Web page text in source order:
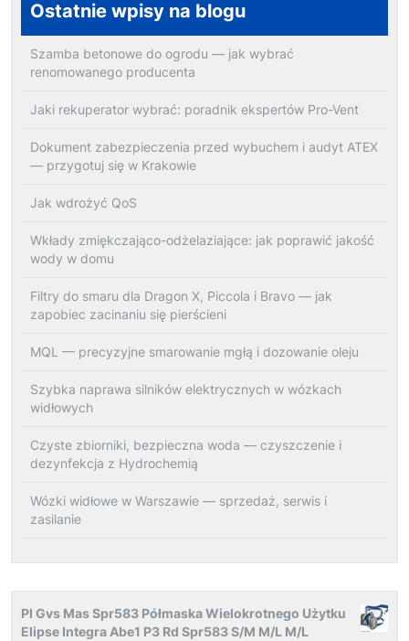
Ostatnie wpisy na blogu
Szamba betonowe do ogrodu — jak wybrać
renomowanego producenta
Jaki rekuperator wybrać: poradnik ekspertów Pro-Vent
Dokument zabezpieczenia przed wybuchem i audyt ATEX
— przygotuj się w Krakowie
Jak wdrożyć QoS
Wkłady zmiękczająco-odżelaziające: jak poprawić jakość
wody w domu
Filtry do smaru dla Dragon X, Piccola i Bravo — jak
zapobiec zacinaniu się pierścieni
MQL — precyzyjne smarowanie mgłą i dozowanie oleju
Szybka naprawa silników elektrycznych w wózkach
widłowych
Czyste zbiorniki, bezpieczna woda — czyszczenie i
dezynfekcja z Hydrochemią
Wózki widłowe w Warszawie — sprzedaż, serwis i
zasilanie
Pl Gvs Mas Spr583 Półmaska Wielokrotnego Użytku
Elipse Integra Abe1 P3 Rd Spr583 S/M M/L M/L